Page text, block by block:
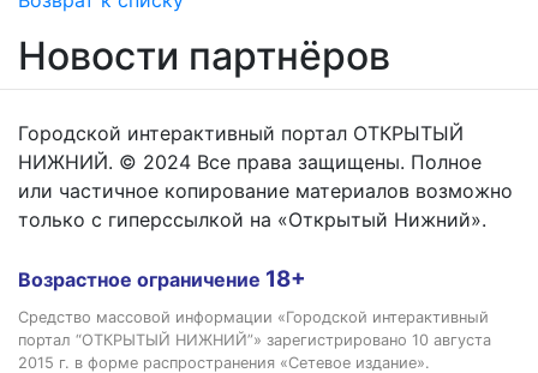
Новости партнёров
Городской интерактивный портал ОТКРЫТЫЙ
НИЖНИЙ. © 2024 Все права защищены. Полное
или частичное копирование материалов возможно
только с гиперссылкой на «Открытый Нижний».
Возрастное ограничение 18+
Средство массовой информации «Городской интерактивный
портал “ОТКРЫТЫЙ НИЖНИЙ”» зарегистрировано 10 августа
2015 г. в форме распространения «Сетевое издание».